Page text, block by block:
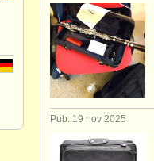
Pub: 19 nov 2025